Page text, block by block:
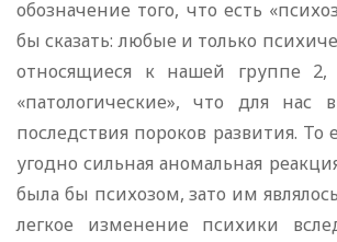
обозначение того, что есть
бы сказать: любые и только
относящиеся к нашей группе 2,
«патологические», что для нас
последствия пороков развития. То
угодно сильная аномальная
была бы психозом, зато им
легкое изменение психики